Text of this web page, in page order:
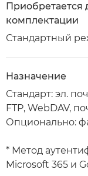
Приобретается
комплектации
Стандартный
Назначение
Стандарт: эл.
FTP, WebDAV,
Опционально:
* Метод
Microsoft 365 и